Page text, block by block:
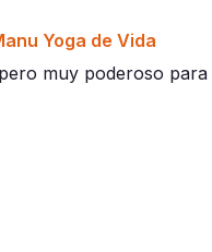
Yoga de Vida
muy poderoso